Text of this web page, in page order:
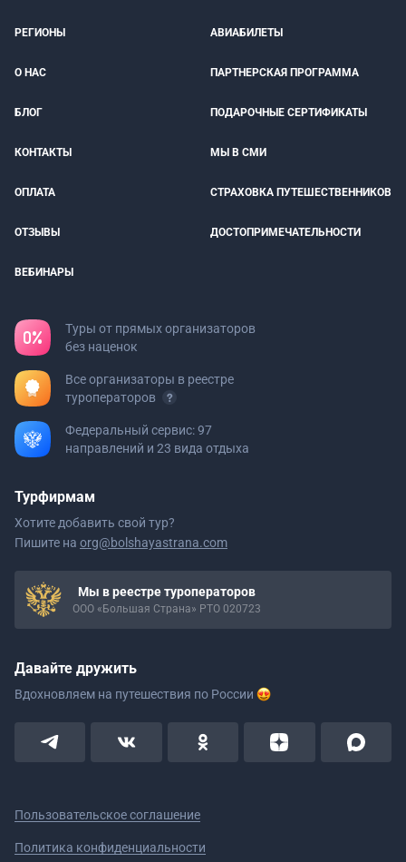
РЕГИОНЫ АВИАБИЛЕТЫ
О НАС ПАРТНЕРСКАЯ ПРОГРАММА
БЛОГ ПОДАРОЧНЫЕ СЕРТИФИКАТЫ
КОНТАКТЫ МЫ В СМИ
ОПЛАТА СТРАХОВКА ПУТЕШЕСТВЕННИКОВ
ОТЗЫВЫ ДОСТОПРИМЕЧАТЕЛЬНОСТИ
ВЕБИНАРЫ
Туры от прямых организаторов
без наценок
Все организаторы в реестре
туроператоров
Федеральный сервис: 97
направлений и 23 вида отдыха
Турфирмам
Хотите добавить свой тур?
Пишите на org@bolshayastrana.com
Мы в реестре туроператоров
ООО «Большая Страна» РТО 020723
Давайте дружить
Вдохновляем на путешествия по России
Пользовательское соглашение
Политика конфиденциальности